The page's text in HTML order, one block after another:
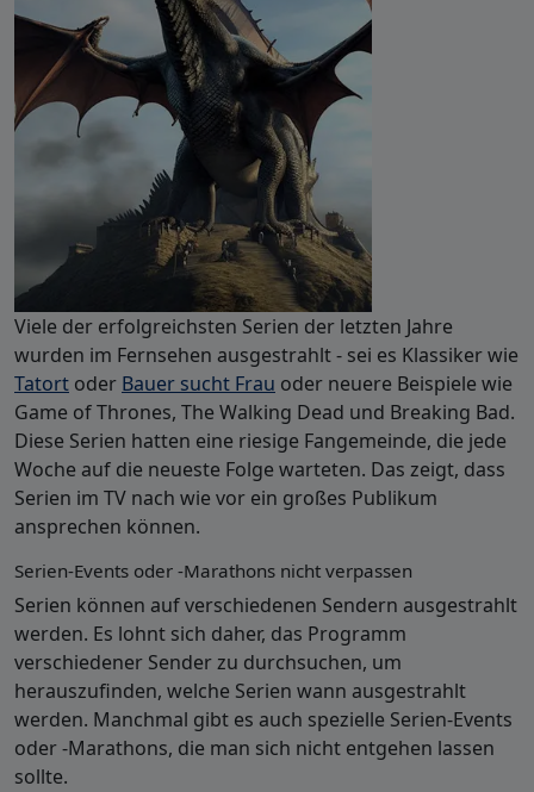
Viele der erfolgreichsten Serien der letzten Jahre
wurden im Fernsehen ausgestrahlt - sei es Klassiker wie
Tatort oder Bauer sucht Frau oder neuere Beispiele wie
Game of Thrones, The Walking Dead und Breaking Bad.
Diese Serien hatten eine riesige Fangemeinde, die jede
Woche auf die neueste Folge warteten. Das zeigt, dass
Serien im TV nach wie vor ein großes Publikum
ansprechen können.
Serien-Events oder -Marathons nicht verpassen
Serien können auf verschiedenen Sendern ausgestrahlt
werden. Es lohnt sich daher, das Programm
verschiedener Sender zu durchsuchen, um
herauszufinden, welche Serien wann ausgestrahlt
werden. Manchmal gibt es auch spezielle Serien-Events
oder -Marathons, die man sich nicht entgehen lassen
sollte.